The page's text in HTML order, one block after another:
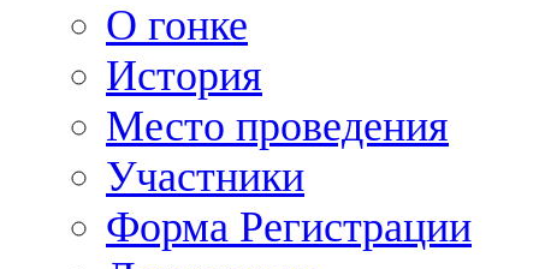
О гонке
История
Место проведения
Участники
Форма Регистрации